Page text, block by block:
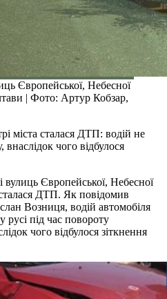
Європейської, Небесної
| Фото: Артур Кобзар,
міста сталася ДТП: водій не
чого відбулося
вулиць Європейської, Небесної
ДТП. Як повідомив
Возниця, водій автомобіля
русі під час повороту
чого відбулося зіткнення